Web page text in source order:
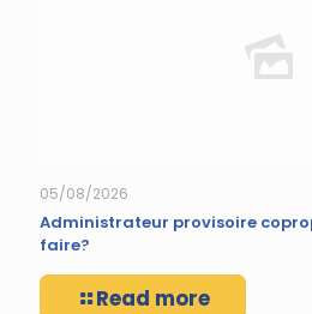
05/08/2026
Administrateur provisoire
faire?
Read more